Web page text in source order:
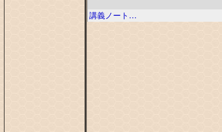
講義ノート…